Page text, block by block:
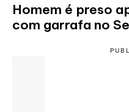
Homem é preso
com garrafa no